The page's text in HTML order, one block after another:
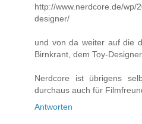
http://www.nerdcore.de/wp/
designer/
und von da weiter auf die
Birnkrant, dem Toy-
Nerdcore ist übrigens
durchaus auch für
Antworten